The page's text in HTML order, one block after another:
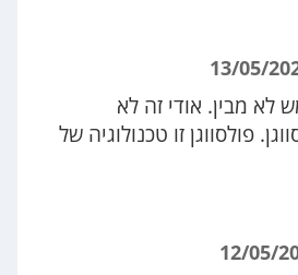
לא מבין. אודי זה לא
פולסווגן זו טכנולוגיה של